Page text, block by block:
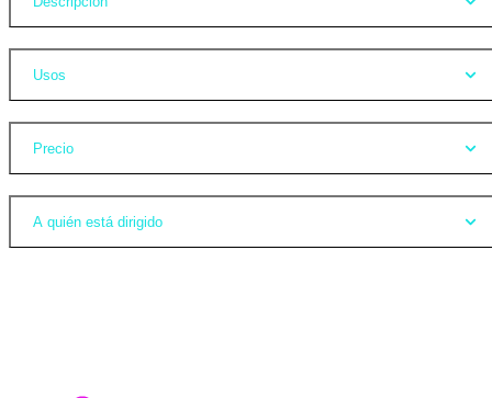
Usos
Precio
A quién está dirigido